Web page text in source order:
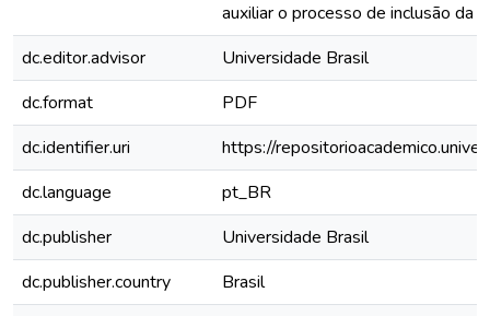
auxiliar o processo de inclusão da
dc.editor.advisor
Universidade Brasil
dc.format
PDF
dc.identifier.uri
https://
dc.language
pt_BR
dc.publisher
Universidade Brasil
dc.publisher.country
Brasil